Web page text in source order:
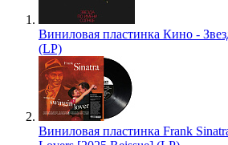
Виниловая пластинка Кино -
(LP)
Виниловая пластинка Frank